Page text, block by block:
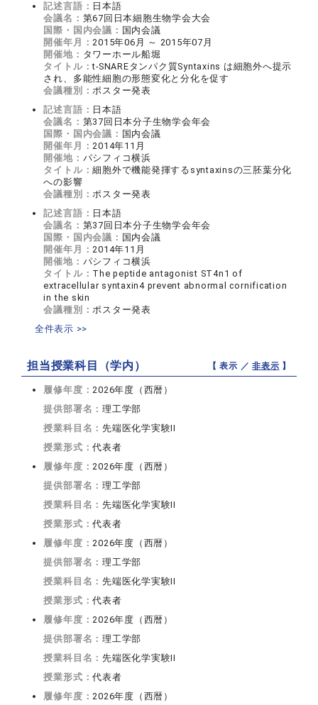
記述言語： 日本語
会議名： 第67回日本細胞生物学会大会
国際・国内会議： 国内会議
開催年月：2015年06月 ～ 2015年07月
開催地： タワーホール船堀
タイトル：t-SNAREタンパク質Syntaxins は細胞外へ提示
され、多能性細胞の形態変化と分化を促す
会議種別：ポスター発表
記述言語： 日本語
会議名： 第37回日本分子生物学会年会
国際・国内会議： 国内会議
開催年月：2014年11月
開催地： パシフィコ横浜
タイトル：細胞外で機能発揮するsyntaxinsの三胚葉分化
への影響
会議種別：ポスター発表
記述言語： 日本語
会議名： 第37回日本分子生物学会年会
国際・国内会議： 国内会議
開催年月：2014年11月
開催地： パシフィコ横浜
タイトル： The peptide antagonist ST4n1 of
extracellular syntaxin4 prevent abnormal cornification
in the skin
会議種別：ポスター発表
全件表示 >>
担当授業科目（学内） 【 表示 ／非表示 】
履修年度：2026年度（西暦）
提供部署名：理工学部
授業科目名：先端医化学実験II
授業形式：代表者
履修年度：2026年度（西暦）
提供部署名：理工学部
授業科目名：先端医化学実験II
授業形式：代表者
履修年度：2026年度（西暦）
提供部署名：理工学部
授業科目名：先端医化学実験II
授業形式：代表者
履修年度：2026年度（西暦）
提供部署名：理工学部
授業科目名：先端医化学実験II
授業形式：代表者
履修年度：2026年度（西暦）